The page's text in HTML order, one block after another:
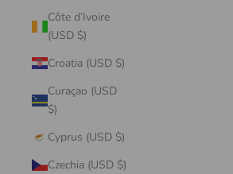
Côte d’Ivoire
(USD $)
Croatia (USD $)
Curaçao (USD
$)
Cyprus (USD $)
Czechia (USD $)